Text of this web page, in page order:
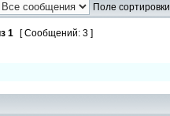
Поле сортировки
1 [ Сообщений: 3 ]